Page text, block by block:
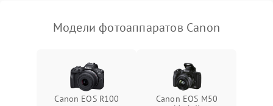
Модели фотоаппаратов Canon
Canon EOS R100
Canon EOS M50